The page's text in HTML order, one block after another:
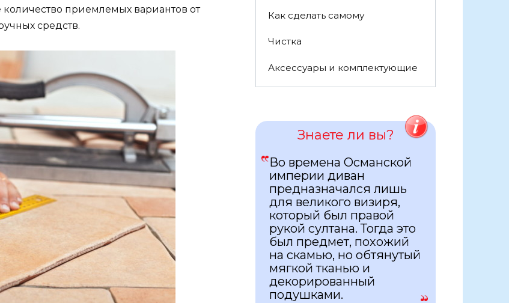
приемлемых вариантов от
средств.
Как сделать самому
Чистка
Аксессуары и комплектующие
Знаете ли вы?
Во времена Османской
империи диван
предназначался лишь
для великого визиря,
который был правой
рукой султана. Тогда это
был предмет, похожий
на скамью, но обтянутый
мягкой тканью и
декорированный
подушками.